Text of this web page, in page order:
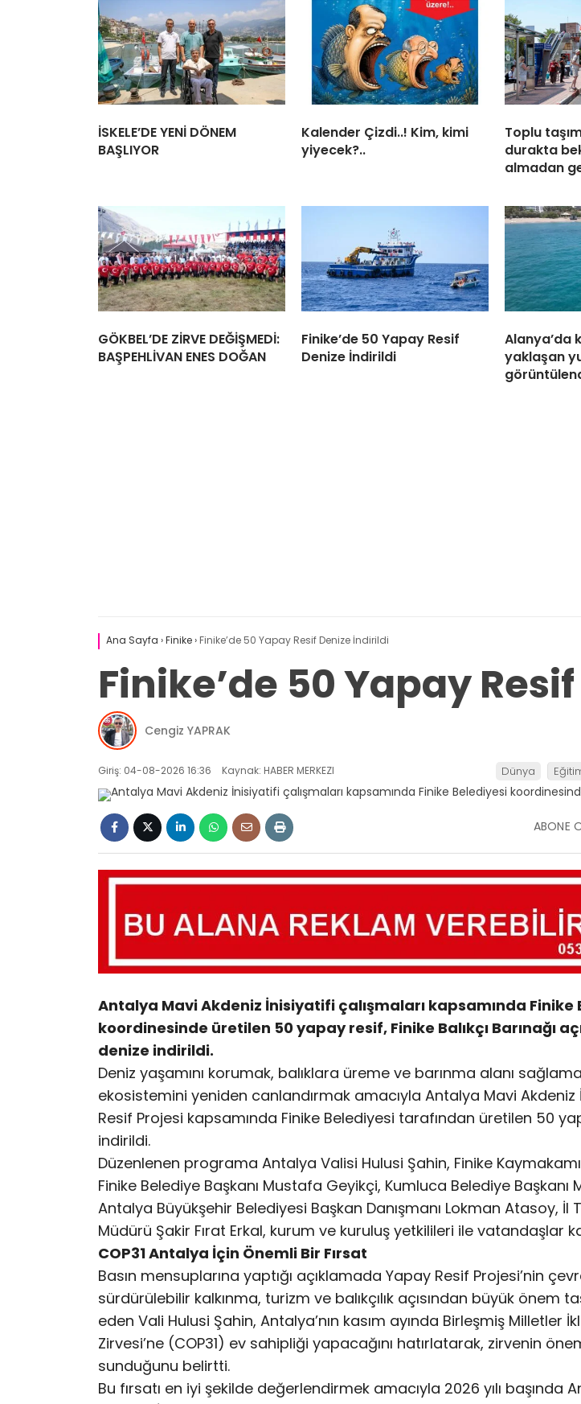
İSKELE’DE YENİ DÖNEM
BAŞLIYOR
Kalender Çizdi..! Kim, kimi
yiyecek?..
Toplu
durakta
almadan
GÖKBEL’DE ZİRVE DEĞİŞMEDİ:
BAŞPEHLİVAN ENES DOĞAN
Finike’de 50 Yapay Resif
Denize İndirildi
Alanya’da
yaklaşan
Ana Sayfa ›Finike› Finike’de 50 Yapay Resif Denize İndirildi
Finike’de 50 Yapay
Cengiz YAPRAK
Giriş: 04-08-2026 16:36 Kaynak: HABER MERKEZI Dünya
ABONE
Antalya Mavi Akdeniz İnisiyatifi çalışmaları kapsamında Finike
koordinesinde üretilen 50 yapay resif, Finike Balıkçı Barınağı
denize indirildi.
Deniz yaşamını korumak, balıklara üreme ve barınma alanı
ekosistemini yeniden canlandırmak amacıyla Antalya Mavi
Resif Projesi kapsamında Finike Belediyesi tarafından üretilen 50
indirildi.
Düzenlenen programa Antalya Valisi Hulusi Şahin, Finike
Finike Belediye Başkanı Mustafa Geyikçi, Kumluca Belediye Başkanı
Antalya Büyükşehir Belediyesi Başkan Danışmanı Lokman Atasoy, İl
Müdürü Şakir Fırat Erkal, kurum ve kuruluş yetkilileri ile vatandaşlar
COP31 Antalya İçin Önemli Bir Fırsat
Basın mensuplarına yaptığı açıklamada Yapay Resif Projesi’nin
sürdürülebilir kalkınma, turizm ve balıkçılık açısından büyük önem
eden Vali Hulusi Şahin, Antalya’nın kasım ayında Birleşmiş Milletler
Zirvesi’ne (COP31) ev sahipliği yapacağını hatırlatarak, zirvenin
sunduğunu belirtti.
Bu fırsatı en iyi şekilde değerlendirmek amacıyla 2026 yılı başında